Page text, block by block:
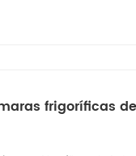
frigoríficas